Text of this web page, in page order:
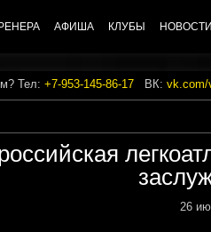
АФИША КЛУБЫ НОВОСТИ
Тел: +7-953-145-86-17 ВК: vk.com/
26